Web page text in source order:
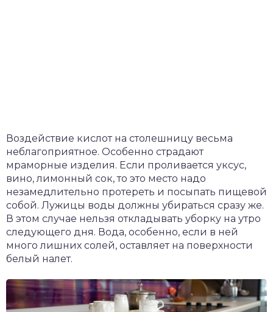
Воздействие кислот на столешницу весьма
неблагоприятное. Особенно страдают
мраморные изделия. Если проливается уксус,
вино, лимонный сок, то это место надо
незамедлительно протереть и посыпать пищевой
собой. Лужицы воды должны убираться сразу же.
В этом случае нельзя откладывать уборку на утро
следующего дня. Вода, особенно, если в ней
много лишних солей, оставляет на поверхности
белый налет.